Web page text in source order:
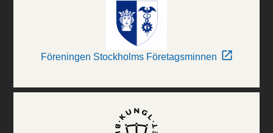
Föreningen Stockholms Företagsminnen